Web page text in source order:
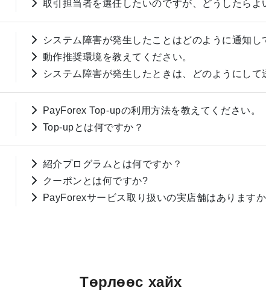
取引担当者を選任したいのですが、どうしたらよ
システム障害が発生したことはどのように通知し
動作推奨環境を教えてください。
システム障害が発生したときは、どのようにし
PayForex Top-upの利用方法を教えてください。
Top-upとは何ですか？
紹介プログラムとは何ですか？
クーポンとは何ですか?
PayForexサービス取り扱いの実店舗はありますか
Төрлөөс хайх